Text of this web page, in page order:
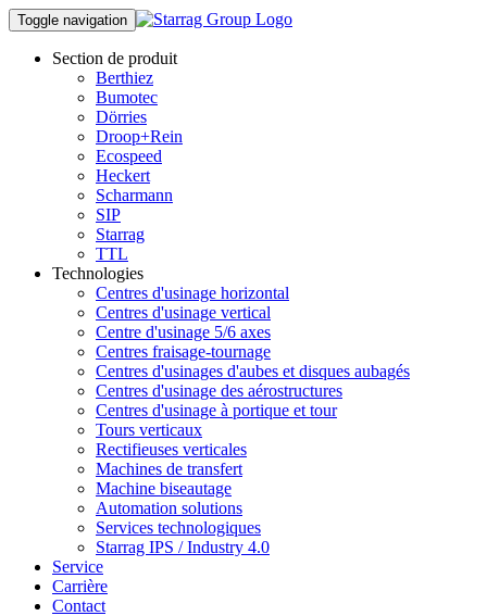
Toggle navigation
Section de produit
Berthiez
Bumotec
Dörries
Droop+Rein
Ecospeed
Heckert
Scharmann
SIP
Starrag
TTL
Technologies
Centres d'usinage horizontal
Centres d'usinage vertical
Centre d'usinage 5/6 axes
Centres fraisage-tournage
Centres d'usinages d'aubes et disques aubagés
Centres d'usinage des aérostructures
Centres d'usinage à portique et tour
Tours verticaux
Rectifieuses verticales
Machines de transfert
Machine biseautage
Automation solutions
Services technologiques
Starrag IPS / Industry 4.0
Service
Carrière
Contact